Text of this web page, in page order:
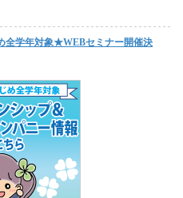
全学年対象★WEBセミナー開催決